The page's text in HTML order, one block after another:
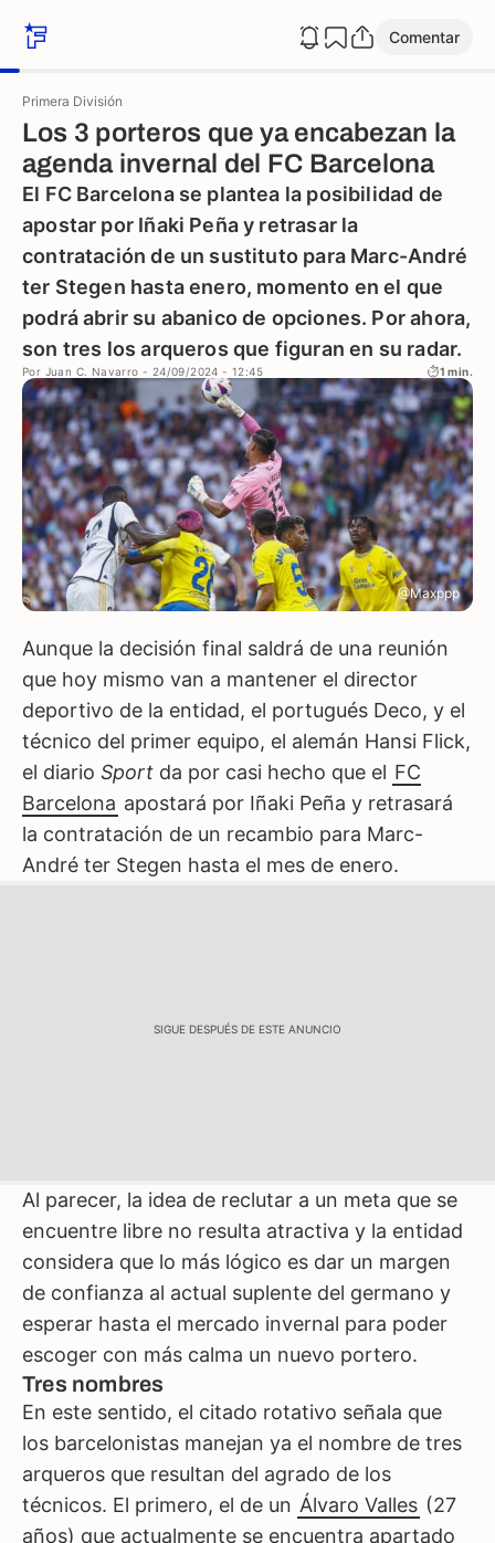
Comentar
Primera División
Los 3 porteros que ya encabezan la
agenda invernal del FC Barcelona
El FC Barcelona se plantea la posibilidad de
apostar por Iñaki Peña y retrasar la
contratación de un sustituto para Marc-André
ter Stegen hasta enero, momento en el que
podrá abrir su abanico de opciones. Por ahora,
son tres los arqueros que figuran en su radar.
Por Juan C. Navarro - 24/09/2024 - 12:45 1 min.
@Maxppp
Aunque la decisión final saldrá de una reunión
que hoy mismo van a mantener el director
deportivo de la entidad, el portugués Deco, y el
técnico del primer equipo, el alemán Hansi Flick,
el diario Sport da por casi hecho que el FC
Barcelona apostará por Iñaki Peña y retrasará
la contratación de un recambio para Marc-
André ter Stegen hasta el mes de enero.
SIGUE DESPUÉS DE ESTE ANUNCIO
Al parecer, la idea de reclutar a un meta que se
encuentre libre no resulta atractiva y la entidad
considera que lo más lógico es dar un margen
de confianza al actual suplente del germano y
esperar hasta el mercado invernal para poder
escoger con más calma un nuevo portero.
Tres nombres
En este sentido, el citado rotativo señala que
los barcelonistas manejan ya el nombre de tres
arqueros que resultan del agrado de los
técnicos. El primero, el de un Álvaro Valles (27
años) que actualmente se encuentra apartado